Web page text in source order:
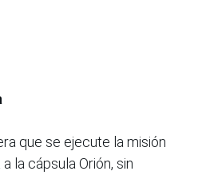
que se ejecute la misión
la cápsula Orión, sin